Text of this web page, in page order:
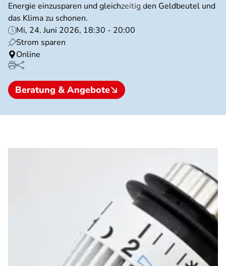
Energie einzusparen und gleichzeitig den Geldbeutel und
das Klima zu schonen.
Mi, 24. Juni 2026, 18:30 - 20:00
Strom sparen
Online
Beratung & Angebote